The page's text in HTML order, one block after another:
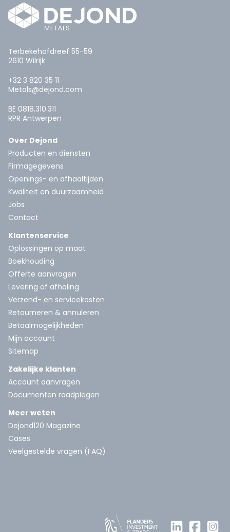
Terbekehofdreef 55-59
2610 Wilrijk
+32 3 820 35 11
Metals@dejond.com
BE 0818.310.311
RPR Antwerpen
Over Dejond
Producten en diensten
Firmagegevens
Openings- en afhaaltijden
Kwaliteit en duurzaamheid
Jobs
Contact
Klantenservice
Oplossingen op maat
Boekhouding
Offerte aanvragen
Levering of afhaling
Verzend- en servicekosten
Retourneren & annuleren
Betaalmogelijkheden
Mijn account
Sitemap
Zakelijke klanten
Account aanvragen
Documenten raadplegen
Meer weten
Dejond120 Magazine
Cases
Veelgestelde vragen (FAQ)